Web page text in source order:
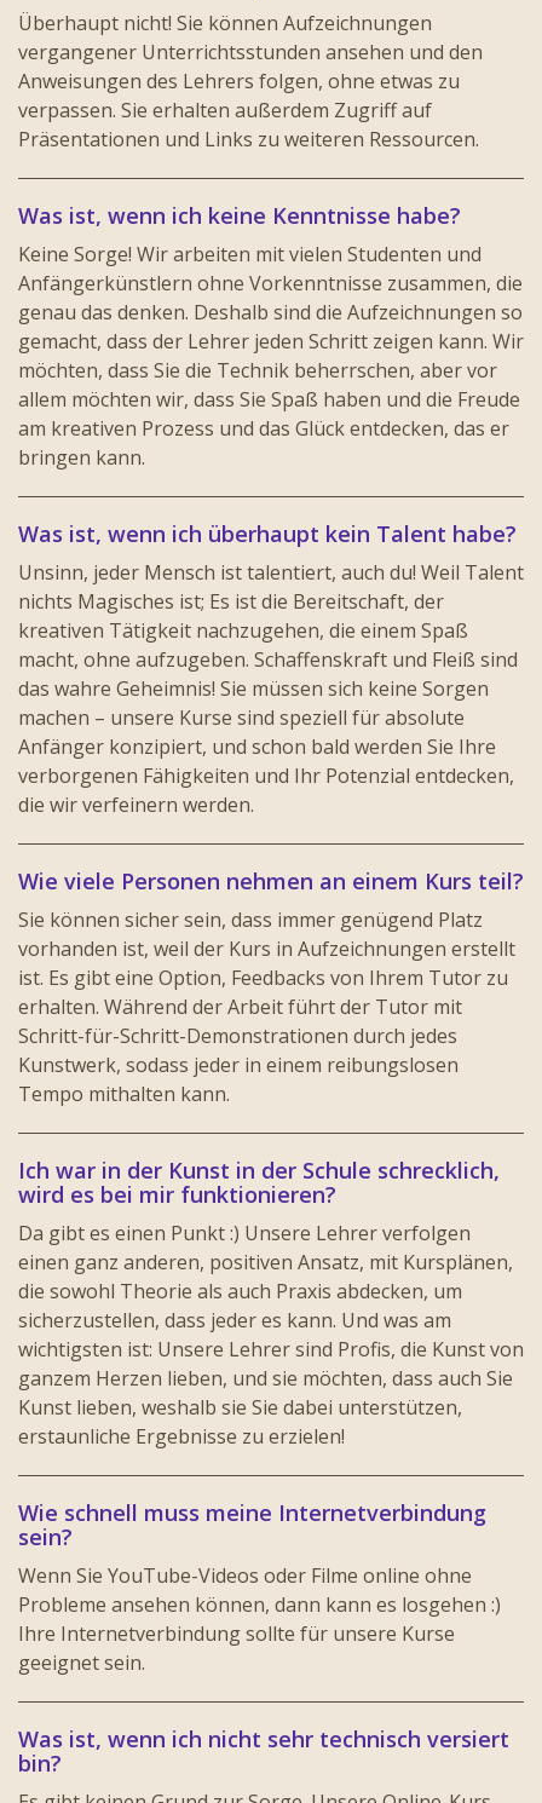
Überhaupt nicht! Sie können Aufzeichnungen
vergangener Unterrichtsstunden ansehen und den
Anweisungen des Lehrers folgen, ohne etwas zu
verpassen. Sie erhalten außerdem Zugriff auf
Präsentationen und Links zu weiteren Ressourcen.
Was ist, wenn ich keine Kenntnisse habe?
Keine Sorge! Wir arbeiten mit vielen Studenten und
Anfängerkünstlern ohne Vorkenntnisse zusammen, die
genau das denken. Deshalb sind die Aufzeichnungen so
gemacht, dass der Lehrer jeden Schritt zeigen kann. Wir
möchten, dass Sie die Technik beherrschen, aber vor
allem möchten wir, dass Sie Spaß haben und die Freude
am kreativen Prozess und das Glück entdecken, das er
bringen kann.
Was ist, wenn ich überhaupt kein Talent habe?
Unsinn, jeder Mensch ist talentiert, auch du! Weil Talent
nichts Magisches ist; Es ist die Bereitschaft, der
kreativen Tätigkeit nachzugehen, die einem Spaß
macht, ohne aufzugeben. Schaffenskraft und Fleiß sind
das wahre Geheimnis! Sie müssen sich keine Sorgen
machen – unsere Kurse sind speziell für absolute
Anfänger konzipiert, und schon bald werden Sie Ihre
verborgenen Fähigkeiten und Ihr Potenzial entdecken,
die wir verfeinern werden.
Wie viele Personen nehmen an einem Kurs teil?
Sie können sicher sein, dass immer genügend Platz
vorhanden ist, weil der Kurs in Aufzeichnungen erstellt
ist. Es gibt eine Option, Feedbacks von Ihrem Tutor zu
erhalten. Während der Arbeit führt der Tutor mit
Schritt-für-Schritt-Demonstrationen durch jedes
Kunstwerk, sodass jeder in einem reibungslosen
Tempo mithalten kann.
Ich war in der Kunst in der Schule schrecklich,
wird es bei mir funktionieren?
Da gibt es einen Punkt :) Unsere Lehrer verfolgen
einen ganz anderen, positiven Ansatz, mit Kursplänen,
die sowohl Theorie als auch Praxis abdecken, um
sicherzustellen, dass jeder es kann. Und was am
wichtigsten ist: Unsere Lehrer sind Profis, die Kunst von
ganzem Herzen lieben, und sie möchten, dass auch Sie
Kunst lieben, weshalb sie Sie dabei unterstützen,
erstaunliche Ergebnisse zu erzielen!
Wie schnell muss meine Internetverbindung
sein?
Wenn Sie YouTube-Videos oder Filme online ohne
Probleme ansehen können, dann kann es losgehen :)
Ihre Internetverbindung sollte für unsere Kurse
geeignet sein.
Was ist, wenn ich nicht sehr technisch versiert
bin?